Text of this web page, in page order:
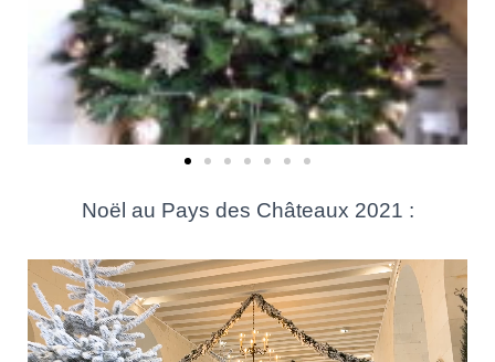
Noël au Pays des Châteaux 2021 :